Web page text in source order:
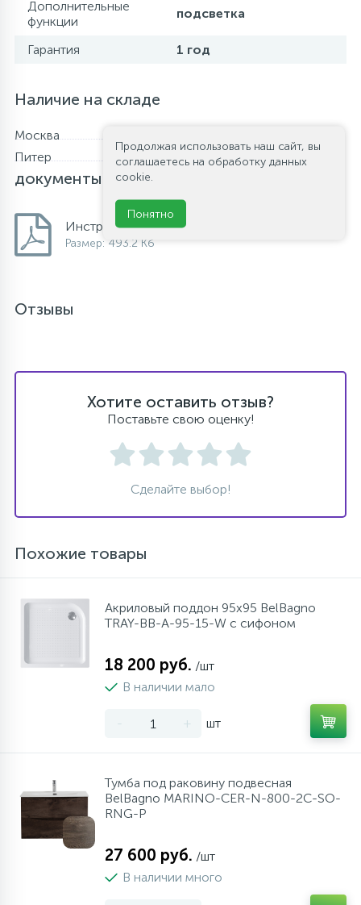
Дополнительные
функции
подсветка
Гарантия 1 год
Наличие на складе
Москва
Питер
Нет в наличииФайлы и
документы
Инструкция по установке.
Размер: 493.2 Кб
Отзывы
Хотите оставить отзыв?
Поставьте свою оценку!
Сделайте выбор!
Похожие товары
Акриловый поддон 95х95 BelBagno
TRAY-BB-A-95-15-W с сифоном
18 200 руб. /шт
В наличии мало
- + шт
Тумба под раковину подвесная
BelBagno MARINO-CER-N-800-2C-SO-
RNG-P
27 600 руб. /шт
В наличии много
Продолжая использовать наш сайт, вы
соглашаетесь на обработку данных
cookie.
Понятно